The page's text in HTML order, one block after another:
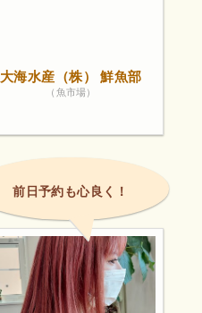
大海水産（株） 鮮魚部
（魚市場）
前日予約も心良く！